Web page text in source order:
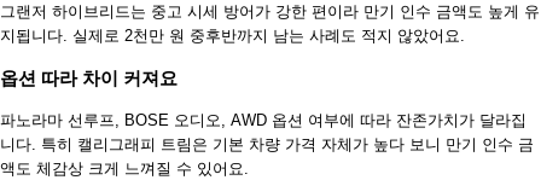
그랜저 하이브리드는 중고 시세 방어가 강한 편이라 만기 인수 금액도 높게 유
지됩니다. 실제로 2천만 원 중후반까지 남는 사례도 적지 않았어요.
옵션 따라 차이 커져요
파노라마 선루프, BOSE 오디오, AWD 옵션 여부에 따라 잔존가치가 달라집
니다. 특히 캘리그래피 트림은 기본 차량 가격 자체가 높다 보니 만기 인수 금
액도 체감상 크게 느껴질 수 있어요.